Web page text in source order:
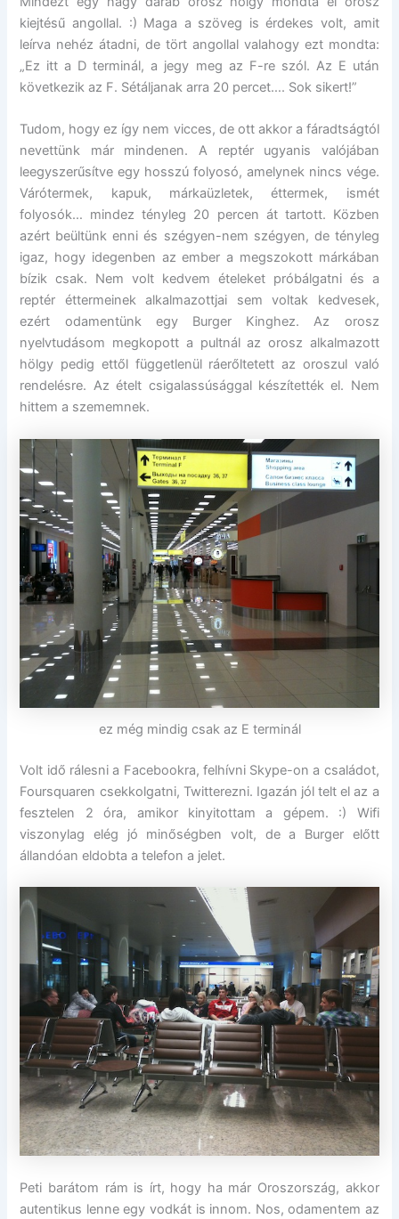
kiejtésű angollal. :) Maga a szöveg is érdekes volt, amit
leírva nehéz átadni, de tört angollal valahogy ezt mondta:
„Ez itt a D terminál, a jegy meg az F-re szól. Az E után
következik az F. Sétáljanak arra 20 percet…. Sok sikert!”
Tudom, hogy ez így nem vicces, de ott akkor a fáradtságtól
nevettünk már mindenen. A reptér ugyanis valójában
leegyszerűsítve egy hosszú folyosó, amelynek nincs vége.
Várótermek, kapuk, márkaüzletek, éttermek, ismét
folyosók… mindez tényleg 20 percen át tartott. Közben
azért beültünk enni és szégyen-nem szégyen, de tényleg
igaz, hogy idegenben az ember a megszokott márkában
bízik csak. Nem volt kedvem ételeket próbálgatni és a
reptér éttermeinek alkalmazottjai sem voltak kedvesek,
ezért odamentünk egy Burger Kinghez. Az orosz
nyelvtudásom megkopott a pultnál az orosz alkalmazott
hölgy pedig ettől függetlenül ráerőltetett az oroszul való
rendelésre. Az ételt csigalassúsággal készítették el. Nem
hittem a szememnek.
ez még mindig csak az E terminál
Volt idő rálesni a Facebookra, felhívni Skype-on a családot,
Foursquaren csekkolgatni, Twitterezni. Igazán jól telt el az a
fesztelen 2 óra, amikor kinyitottam a gépem. :) Wifi
viszonylag elég jó minőségben volt, de a Burger előtt
állandóan eldobta a telefon a jelet.
Peti barátom rám is írt, hogy ha már Oroszország, akkor
autentikus lenne egy vodkát is innom. Nos, odamentem az